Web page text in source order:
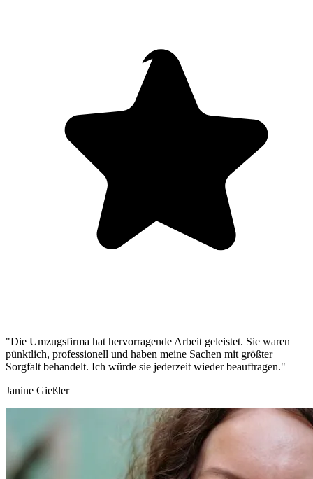
"Die Umzugsfirma hat hervorragende Arbeit geleistet. Sie waren
pünktlich, professionell und haben meine Sachen mit größter
Sorgfalt behandelt. Ich würde sie jederzeit wieder beauftragen."
Janine Gießler